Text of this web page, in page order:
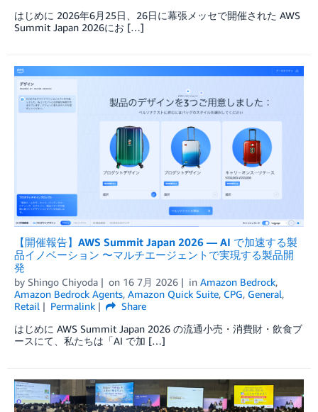
はじめに 2026年6月25日、26日に幕張メッセで開催された AWS
Summit Japan 2026にお […]
【開催報告】AWS Summit Japan 2026 ― AI で加速する製
品イノベーション 〜マルチエージェントで実現する製品開
発
by Shingo Chiyoda on 16 7月 2026 in Amazon Bedrock,
Amazon Bedrock Agents, Amazon Quick Suite, CPG, General,
Retail
Permalink
Share
はじめに AWS Summit Japan 2026 の流通小売・消費財・飲食ブ
ースにて、私たちは「AI で加 […]